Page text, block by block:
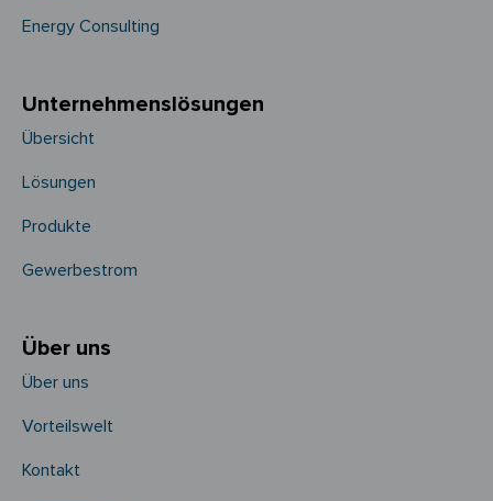
Energy Consulting
Unternehmens­­lösungen
Übersicht
Lösungen
Produkte
Gewerbestrom
Über uns
Über uns
Vorteilswelt
Kontakt